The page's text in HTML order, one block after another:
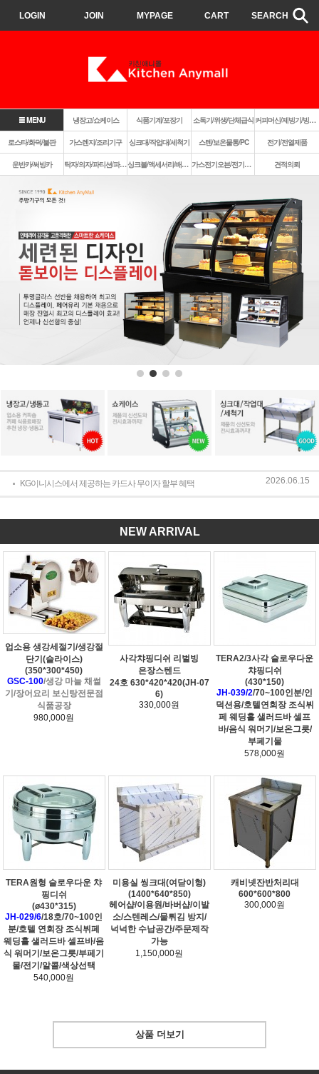
LOGIN JOIN MYPAGE CART SEARCH
MENU 냉장고/쇼케이스 식품기계/포장기 소독기/위생/단체급식 커피머신/제빙기/빙삭기
로스타/화덕/불판 가스렌지/조리기구 싱크대/작업대/세척기 스텐/보온물통/PC 전기/전열제품
운반카/써빙카 탁자/의자/파티션/파라솔 싱크볼/액세서리/배수구 가스전기오븐/전기렌지쿡탑/렌지후드 견적의뢰
KG이니시스에서 제공하는 카드사 무이자 할부 혜택 2026.06.15
NEW ARRIVAL
업소용 생강세절기/생강절
단기(슬라이스)
(350*300*450)
GSC-100/생강 마늘 채썰
기/장어요리 보신탕전문점
식품공장
980,000원
사각챠핑디쉬 리벌빙
은장스텐드
24호 630*420*420(JH-07
6)
330,000원
TERA2/3사각 슬로우다운
챠핑디쉬
(430*150)
JH-039/2/70~100인분/인
덕션용/호텔연회장 조식뷔
페 웨딩홀 샐러드바 셀프
바/음식 워머기/보온그릇/
부페기물
578,000원
TERA원형 슬로우다운 챠
핑디쉬
(ø430*315)
JH-029/6/18호/70~100인
분/호텔 연회장 조식뷔페
웨딩홀 샐러드바 셀프바/음
식 워머기/보온그릇/부페기
물/전기/알콜/색상선택
540,000원
미용실 씽크대(여닫이형)
(1400*640*850)
헤어샵/이용원/바버샵/이발
소/스텐레스/물튀김 방지/
넉넉한 수납공간/주문제작
가능
1,150,000원
캐비넷잔반처리대
600*600*800
300,000원
상품 더보기